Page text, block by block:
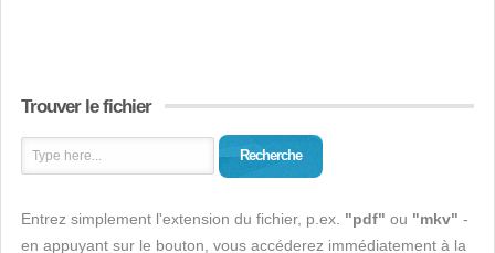
Trouver le fichier
Recherche
Entrez simplement l'extension du fichier, p.ex. "pdf" ou "mkv" -
en appuyant sur le bouton, vous accéderez immédiatement à la